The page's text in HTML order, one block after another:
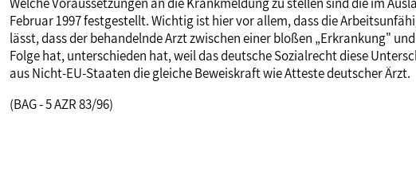
MITBESTIMMUNG
MITGLIEDSCHAFT & SERVICE
Februar 1997 festgestellt. Wichtig ist hier vor allem, dass die
lässt, dass der behandelnde Arzt zwischen einer bloßen „Erkrankung"
Folge hat, unterschieden hat, weil das deutsche Sozialrecht diese
aus Nicht-EU-Staaten die gleiche Beweiskraft wie Atteste deutscher Ärzt.
(BAG - 5 AZR 83/96)